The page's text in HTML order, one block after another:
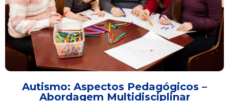
Autismo: Aspectos Pedagógicos –
Abordagem Multidisciplinar